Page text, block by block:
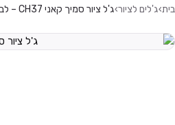
בית›ג'לים לציור›ג'ל ציור סמיך קאני CH37 – לבן